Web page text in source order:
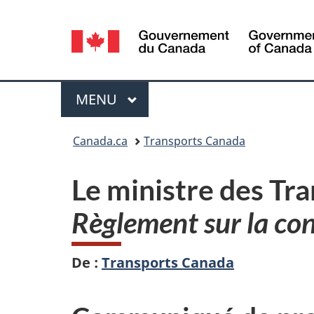
Sélection
de
la
langue
Menu
MENU PRINCIPAL
Canada.ca Transports Canada
Le ministre des
Règlement sur la
De : Transports Canada